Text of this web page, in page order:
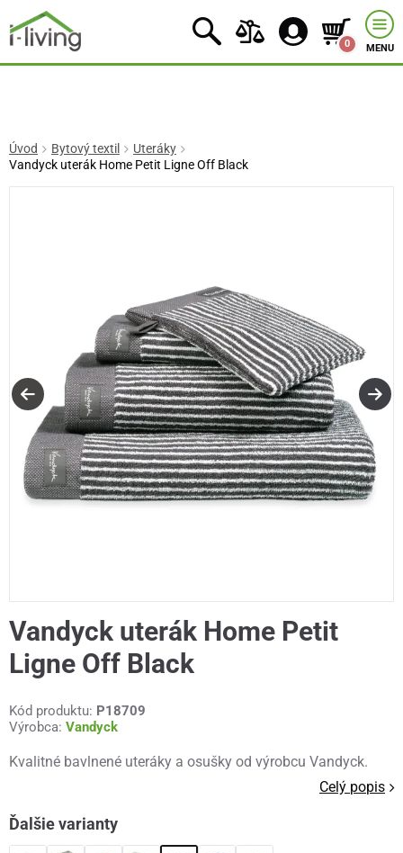
0 MENU
Úvod Bytový textil
Uteráky
Vandyck uterák Home Petit Ligne Off Black
Vandyck uterák Home Petit
Ligne Off Black
Kód produktu: P18709
Výrobca: Vandyck
Kvalitné bavlnené uteráky a osušky od výrobcu Vandyck.
Celý popis
Ďalšie varianty